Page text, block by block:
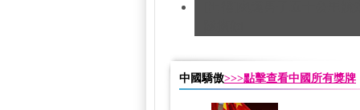
中國驕傲>>>點擊查看中國所有獎牌